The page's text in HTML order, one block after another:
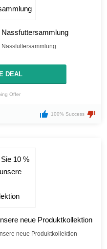
DEAL
Offer
100% Success
neue Produktkollektion
neue Produktkollektion